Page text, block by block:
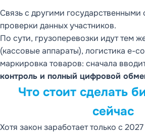
Связь с другими государственными
проверки данных участников.
По сути, грузоперевозки идут тем
(кассовые аппараты), логистика e-
маркировка товаров: сначала
контроль и полный цифровой
Что стоит сделать
сейчас
Хотя закон заработает только с